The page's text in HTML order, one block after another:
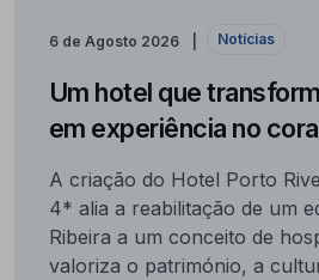
6 de Agosto 2026 Notícias
Um hotel que
em experiência no
A criação do Hotel Porto
4* alia a reabilitação de um
Ribeira a um conceito de
valoriza o património, a